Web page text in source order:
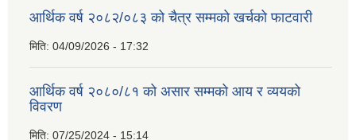
आर्थिक वर्ष २०८२/०८३ को चैत्र सम्मको खर्चको फाटवारी
मिति: 04/09/2026 - 17:32
आर्थिक वर्ष २०८०/८१ को असार सम्मको आय र व्ययको
विवरण
मिति: 07/25/2024 - 15:14